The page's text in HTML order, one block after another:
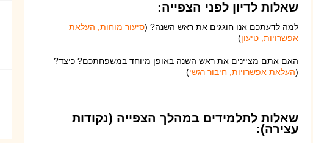
שאלות לדיון לפני הצפייה:
למה לדעתכם אנו חוגגים את ראש השנה? (סיעור מוחות, העלאת
אפשרויות, טיעון)
האם אתם מציינים את ראש השנה באופן מיוחד במשפחתכם? כיצד?
(העלאת אפשרויות, חיבור רגשי)
שאלות לתלמידים במהלך הצפייה (נקודות
עצירה):